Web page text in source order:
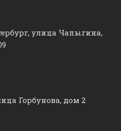
улица Чапыгина,
Горбунова, дом 2